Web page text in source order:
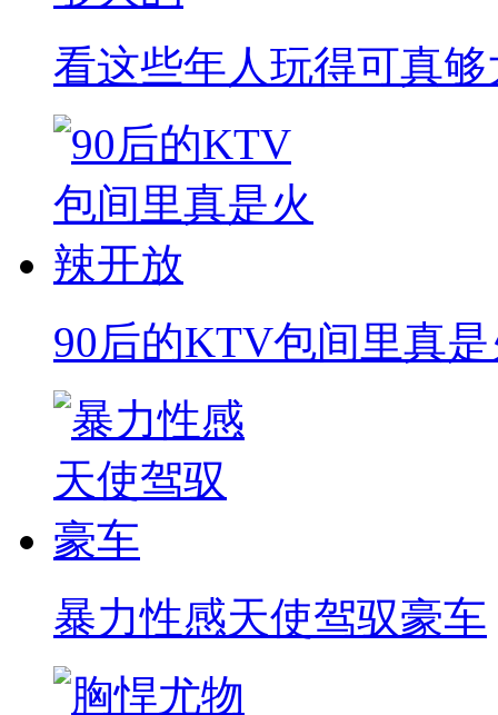
看这些年人玩得可真够
90后的KTV包间里真
暴力性感天使驾驭豪车